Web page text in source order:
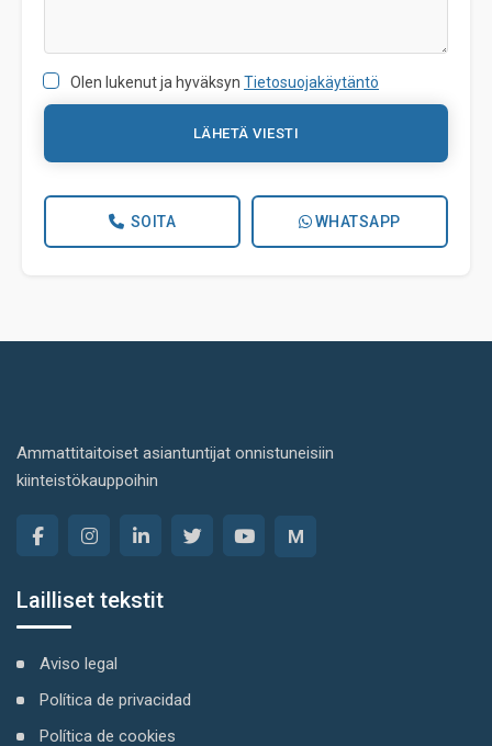
Olen lukenut ja hyväksyn Tietosuojakäytäntö
LÄHETÄ VIESTI
SOITA WHATSAPP
Ammattitaitoiset asiantuntijat onnistuneisiin
kiinteistökauppoihin
M
Lailliset tekstit
Aviso legal
Política de privacidad
Política de cookies